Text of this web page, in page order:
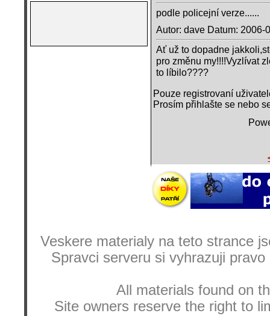
podle policejní verze......
Autor: dave Datum: 2006-
Ať už to dopadne
pro změnu my!!!!Vyzlívat
to líbilo????
Pouze registrovaní
Prosím přihlašte se nebo
Veskere materialy na teto strance
Spravci serveru si vyhrazuji
All materials found on
Site owners reserve the right to